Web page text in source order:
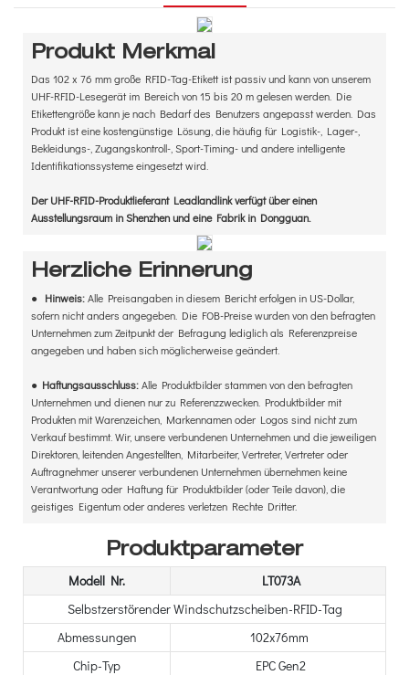
Produkt Merkmal
Das 102 x 76 mm große RFID-Tag-Etikett ist passiv und kann von unserem
UHF-RFID-Lesegerät im Bereich von 15 bis 20 m gelesen werden. Die
Etikettengröße kann je nach Bedarf des Benutzers angepasst werden. Das
Produkt ist eine kostengünstige Lösung, die häufig für Logistik-, Lager-,
Bekleidungs-, Zugangskontroll-, Sport-Timing- und andere intelligente
Identifikationssysteme eingesetzt wird.
Der UHF-RFID-Produktlieferant Leadlandlink verfügt über einen
Ausstellungsraum in Shenzhen und eine Fabrik in Dongguan.
Herzliche Erinnerung
● Hinweis:Alle Preisangaben in diesem Bericht erfolgen in US-Dollar,
sofern nicht anders angegeben. Die FOB-Preise wurden von den befragten
Unternehmen zum Zeitpunkt der Befragung lediglich als Referenzpreise
angegeben und haben sich möglicherweise geändert.
● Haftungsausschluss:Alle Produktbilder stammen von den befragten
Unternehmen und dienen nur zu Referenzzwecken. Produktbilder mit
Produkten mit Warenzeichen, Markennamen oder Logos sind nicht zum
Verkauf bestimmt. Wir, unsere verbundenen Unternehmen und die jeweiligen
Direktoren, leitenden Angestellten, Mitarbeiter, Vertreter, Vertreter oder
Auftragnehmer unserer verbundenen Unternehmen übernehmen keine
Verantwortung oder Haftung für Produktbilder (oder Teile davon), die
geistiges Eigentum oder anderes verletzen Rechte Dritter.
Produktparameter
Modell Nr.
LT073A
Selbstzerstörender Windschutzscheiben-RFID-Tag
Abmessungen
102x76mm
Chip-Typ
EPC Gen2